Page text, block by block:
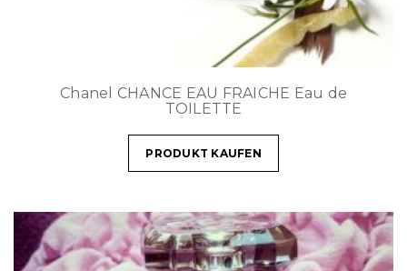
Chanel CHANCE EAU FRAICHE Eau de
TOILETTE
PRODUKT KAUFEN